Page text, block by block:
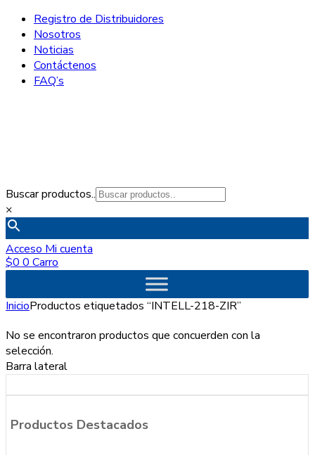
Registro de Distribuidores
Nosotros
Noticias
Contáctenos
FAQ’s
Buscar productos..
×
Acceso Mi cuenta
$0 0 Carro
InicioProductos etiquetados “INTELL-218-ZIR”
No se encontraron productos que concuerden con la
selección.
Barra lateral
Productos Destacados